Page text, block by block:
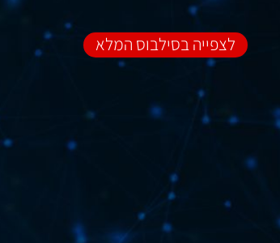
לצפייה בסילבוס המלא